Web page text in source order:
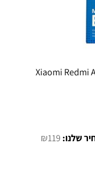
₪119 המחיר